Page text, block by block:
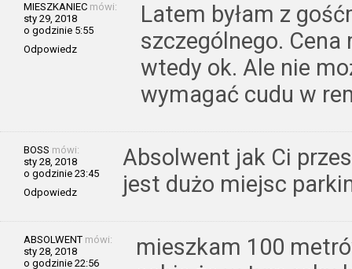
MIESZKANIEC mówi:
sty 29, 2018
o godzinie 5:55
Odpowiedz
Latem byłam z
szczególnego. Cena
wtedy ok. Ale nie
wymagać cudu w
BOSS mówi:
sty 28, 2018
o godzinie 23:45
Odpowiedz
Absolwent jak Ci
jest dużo miejsc
ABSOLWENT mówi:
sty 28, 2018
o godzinie 22:56
mieszkam 100